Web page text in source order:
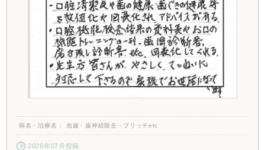
病名・治療名 虫歯・歯神経除去・ブリッチetc
2026年07月投稿